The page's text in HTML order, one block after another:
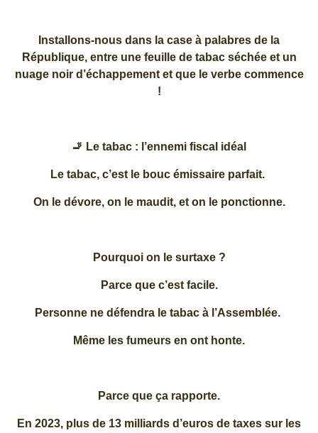
Installons-nous dans la case à palabres de la
République, entre une feuille de tabac séchée et un
nuage noir d’échappement et que le verbe commence
!
🚬 Le tabac : l’ennemi fiscal idéal
Le tabac, c’est le bouc émissaire parfait.
On le dévore, on le maudit, et on le ponctionne.
Pourquoi on le surtaxe ?
Parce que c’est facile.
Personne ne défendra le tabac à l’Assemblée.
Même les fumeurs en ont honte.
Parce que ça rapporte.
En 2023, plus de 13 milliards d’euros de taxes sur les